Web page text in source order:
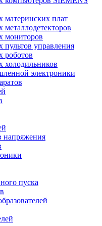
плат
мониторов
управления
роботов
электроники
напряжения
пуска